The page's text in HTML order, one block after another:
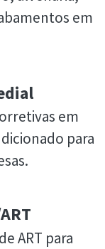
em
em
para
ART para